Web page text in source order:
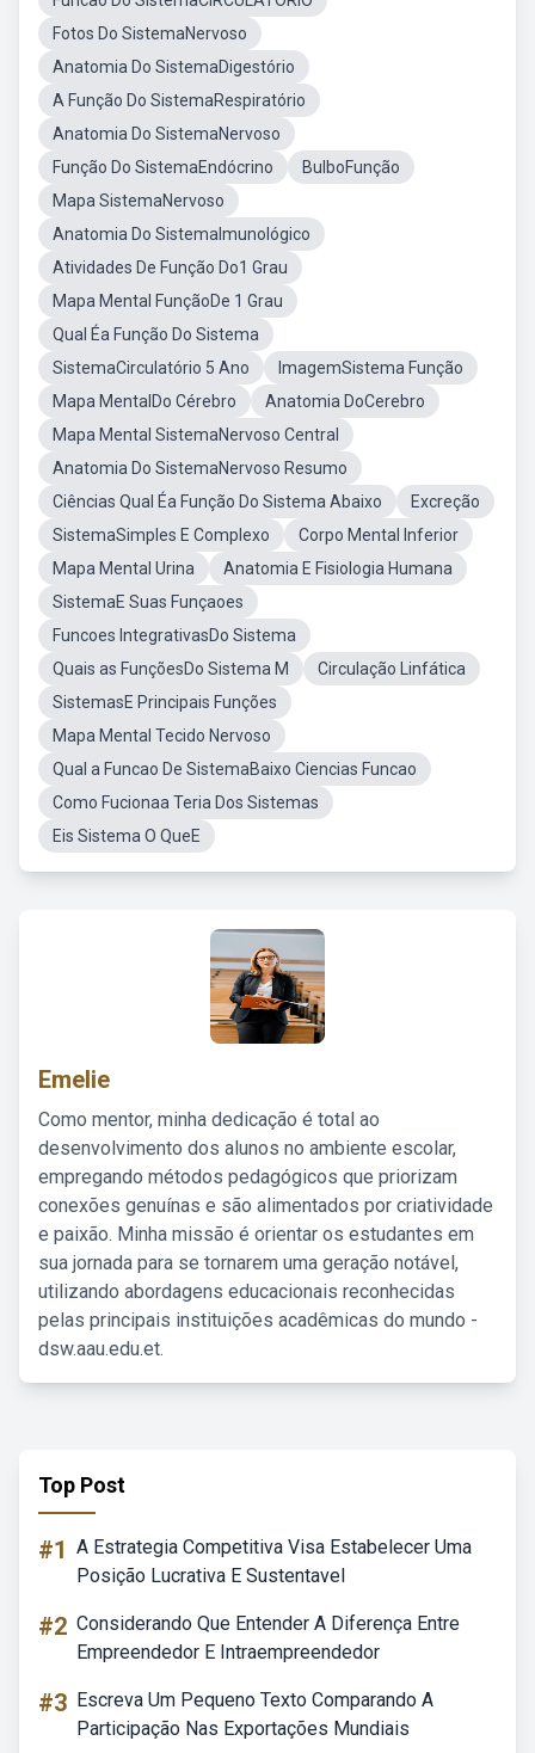
Fotos Do SistemaNervoso
Anatomia Do SistemaDigestório
A Função Do SistemaRespiratório
Anatomia Do SistemaNervoso
Função Do SistemaEndócrino
BulboFunção
Mapa SistemaNervoso
Anatomia Do SistemaImunológico
Atividades De Função Do1 Grau
Mapa Mental FunçãoDe 1 Grau
Qual Éa Função Do Sistema
SistemaCirculatório 5 Ano
ImagemSistema Função
Mapa MentalDo Cérebro
Anatomia DoCerebro
Mapa Mental SistemaNervoso Central
Anatomia Do SistemaNervoso Resumo
Ciências Qual Éa Função Do Sistema Abaixo
Excreção
SistemaSimples E Complexo
Corpo Mental Inferior
Mapa Mental Urina
Anatomia E Fisiologia Humana
SistemaE Suas Funçaoes
Funcoes IntegrativasDo Sistema
Quais as FunçõesDo Sistema M
Circulação Linfática
SistemasE Principais Funções
Mapa Mental Tecido Nervoso
Qual a Funcao De SistemaBaixo Ciencias Funcao
Como Fucionaa Teria Dos Sistemas
Eis Sistema O QueE
Emelie
Como mentor, minha dedicação é total ao
desenvolvimento dos alunos no ambiente escolar,
empregando métodos pedagógicos que priorizam
conexões genuínas e são alimentados por criatividade
e paixão. Minha missão é orientar os estudantes em
sua jornada para se tornarem uma geração notável,
utilizando abordagens educacionais reconhecidas
pelas principais instituições acadêmicas do mundo -
dsw.aau.edu.et.
Top Post
#1 A Estrategia Competitiva Visa Estabelecer Uma
Posição Lucrativa E Sustentavel
#2 Considerando Que Entender A Diferença Entre
Empreendedor E Intraempreendedor
#3 Escreva Um Pequeno Texto Comparando A
Participação Nas Exportações Mundiais